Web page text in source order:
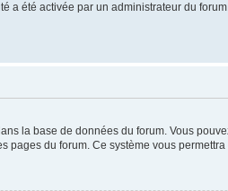
a été activée par un administrateur du
la base de données du forum. Vous
pages du forum. Ce système vous